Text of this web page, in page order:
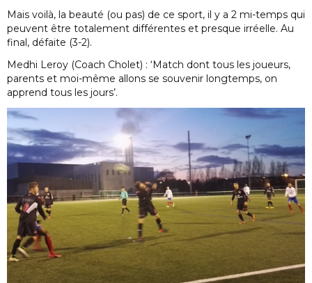
Mais voilà, la beauté (ou pas) de ce sport, il y a 2 mi-temps qui
peuvent être totalement différentes et presque irréelle. Au
final, défaite (3-2).
Medhi Leroy (Coach Cholet) : ‘Match dont tous les joueurs,
parents et moi-même allons se souvenir longtemps, on
apprend tous les jours’.